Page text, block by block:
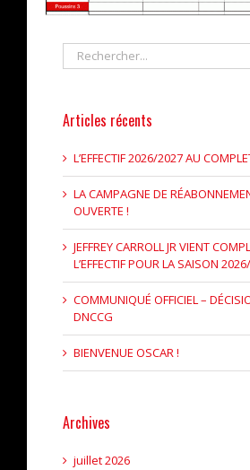
Rechercher
Articles récents
L’EFFECTIF 2026/2027 AU
LA CAMPAGNE DE
OUVERTE !
JEFFREY CARROLL JR VIENT
L’EFFECTIF POUR LA SAISON
COMMUNIQUÉ OFFICIEL –
DNCCG
BIENVENUE OSCAR !
Archives
juillet 2026